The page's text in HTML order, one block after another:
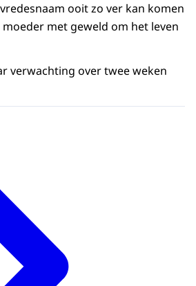
ooit zo ver kan komen
met geweld om het leven
verwachting over twee weken